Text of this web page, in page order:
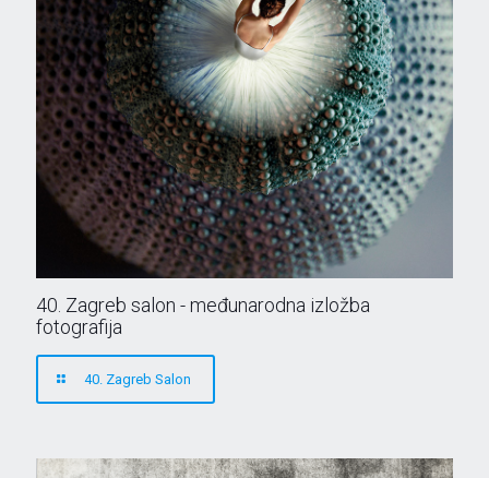
40. Zagreb salon - međunarodna izložba
fotografija
40. Zagreb Salon